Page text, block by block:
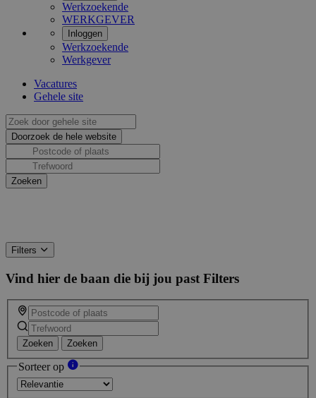
Werkzoekende
WERKGEVER
Inloggen
Werkzoekende
Werkgever
Vacatures
Gehele site
Filters
Vind hier de baan die bij jou past Filters
Zoeken Zoeken
Sorteer op